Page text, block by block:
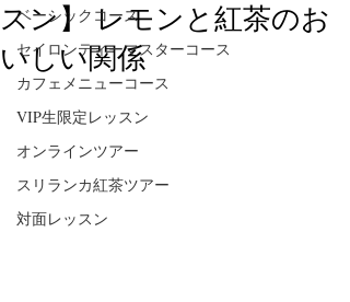
ベーシックコース
セイロンティーマスターコース
カフェメニューコース
VIP生限定レッスン
オンラインツアー
スリランカ紅茶ツアー
対面レッスン
スン】 レモンと紅茶のお
いしい関係